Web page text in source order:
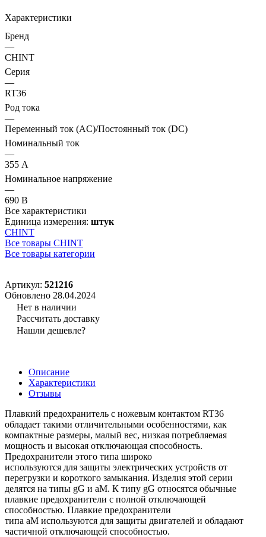
Характеристики
Бренд
—
CHINT
Серия
—
RT36
Род тока
—
Переменный ток (AC)/Постоянный ток (DC)
Номинальный ток
—
355 А
Номинальное напряжение
—
690 В
Все характеристики
Единица измерения: штук
CHINT
Все товары CHINT
Все товары категории
Артикул: 521216
Обновлено 28.04.2024
Нет в наличии
Рассчитать доставку
Нашли дешевле?
Описание
Характеристики
Отзывы
Плавкий предохранитель с ножевым контактом RT36
обладает такими отличительными особенностями, как
компактные размеры, малый вес, низкая потребляемая
мощность и высокая отключающая способность.
Предохранители этого типа широко
используются для защиты электрических устройств от
перегрузки и короткого замыкания. Изделия этой серии
делятся на типы gG и aM. К типу gG относятся обычные
плавкие предохранители с полной отключающей
способностью. Плавкие предохранители
типа aM используются для защиты двигателей и обладают
частичной отключающей способностью.